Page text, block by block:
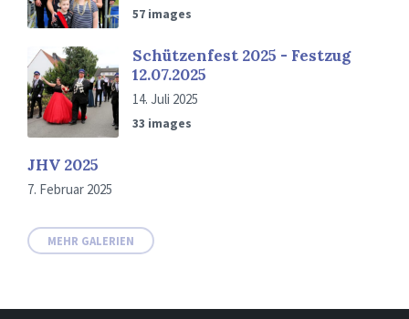
57 images
Schützenfest 2025 - Festzug
12.07.2025
14. Juli 2025
33 images
JHV 2025
7. Februar 2025
MEHR GALERIEN